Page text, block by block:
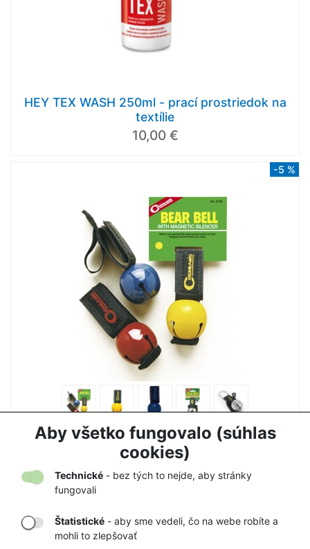
Aby všetko fungovalo (súhlas
cookies)
Technické - bez tých to nejde, aby stránky
fungovali
Štatistické - aby sme vedeli, čo na webe robíte a
mohli to zlepšovať
HEY TEX WASH 250ml - prací prostriedok na
textílie
10,00 €
-5 %
ZVONČEK NA MEDVEDE COGHLANS
7,50 € 7,90 €